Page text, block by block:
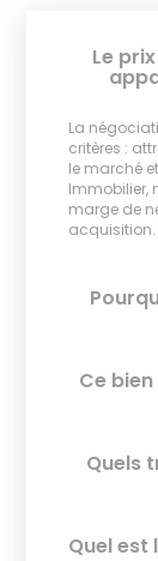
Le
La
critères :
le marché
Immobilier,
marge de
acquisition.
Ce
Quels
Quel est